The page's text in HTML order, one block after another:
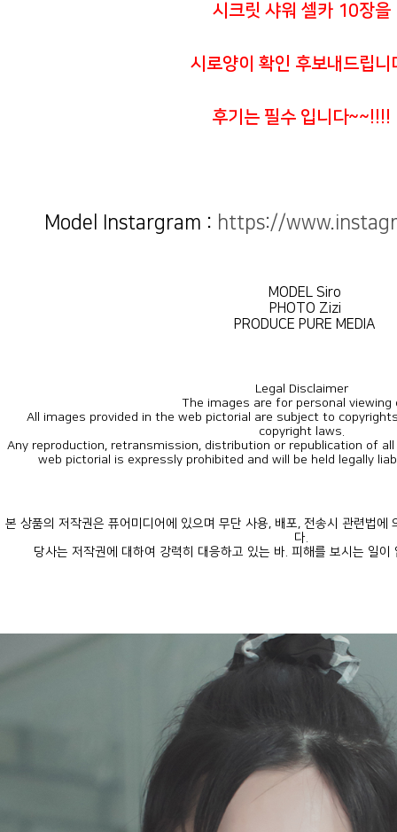
시크릿 샤워 셀카 10장을
시로양이 확인 후보내드립니
후기는 필수 입니다~~!!!!
Model Instargram : https://
MODEL Siro
PHOTO Zizi
PRODUCE PURE MEDIA
Legal Disclaimer
The images are for personal viewing
copyright laws.
web pictorial is expressly prohibited and will be held legally
다.
당사는 저작권에 대하여 강력히 대응하고 있는 바. 피해를 보시는 일